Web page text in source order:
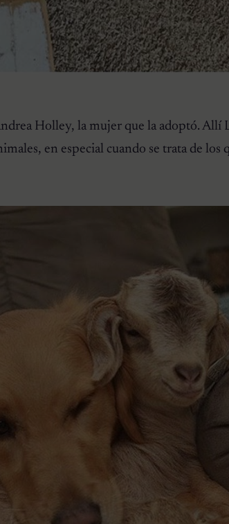
Holley, la mujer que la adoptó. Allí
en especial cuando se trata de los